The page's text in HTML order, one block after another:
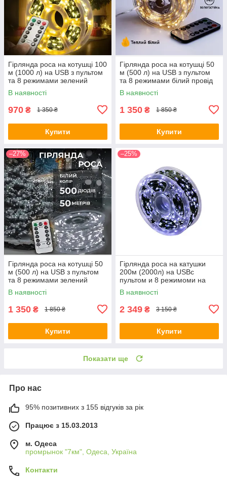
Гірлянда роса на котушці 100
м (1000 л) на USB з пультом
та 8 режимами зелений
провід колір теплий (24002)
В наявності
970 ₴ 1 350 ₴
Купити
Гірлянда роса на котушці 50
м (500 л) на USB з пультом
та 8 режимами білий провід
колір теплий (24008)
В наявності
1 350 ₴ 1 850 ₴
Купити
–27%
Гірлянда роса на котушці 50
м (500 л) на USB з пультом
та 8 режимами зелений
провід колір холодний
(24003)
В наявності
1 350 ₴ 1 850 ₴
Купити
–25%
Гірлянда роса на катушки
200м (2000л) на USBс
пультом и 8 режимоми на
зеленом проводки колір
холодний FC25003
В наявності
2 349 ₴ 3 150 ₴
Купити
Показати ще
Про нас
95% позитивних з 155 відгуків за рік
Працює з 15.03.2013
м. Одеса
промрынок "7км", Одеса, Україна
Контакти